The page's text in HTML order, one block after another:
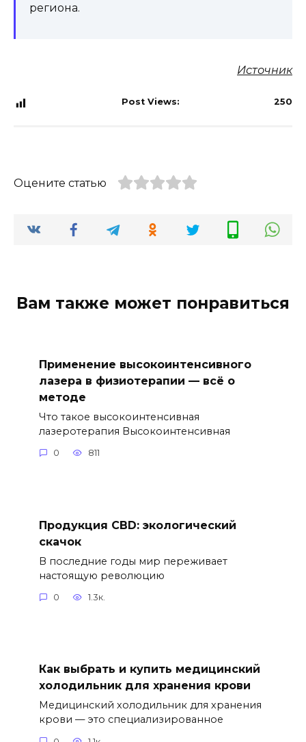
региона.
Источник
Post Views: 250
Оцените статью
Вам также может понравиться
Применение высокоинтенсивного
лазера в физиотерапии — всё о
методе
Что такое высокоинтенсивная
лазеротерапия Высокоинтенсивная
0 811
Продукция CBD: экологический
скачок
В последние годы мир переживает
настоящую революцию
0 1.3к.
Как выбрать и купить медицинский
холодильник для хранения крови
Медицинский холодильник для хранения
крови — это специализированное